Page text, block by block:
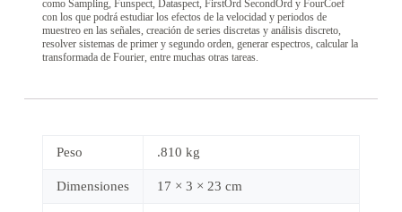
como Sampling, Funspect, Dataspect, FirstOrd SecondOrd y FourCoef
con los que podrá estudiar los efectos de la velocidad y periodos de
muestreo en las señales, creación de series discretas y análisis discreto,
resolver sistemas de primer y segundo orden, generar espectros, calcular la
transformada de Fourier, entre muchas otras tareas.
Peso .810 kg
Dimensiones 17 × 3 × 23 cm